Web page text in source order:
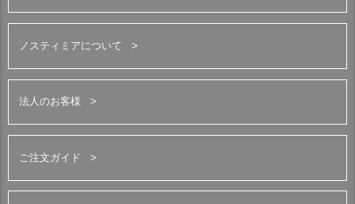
ノスティミアについて
法人のお客様
ご注文ガイド